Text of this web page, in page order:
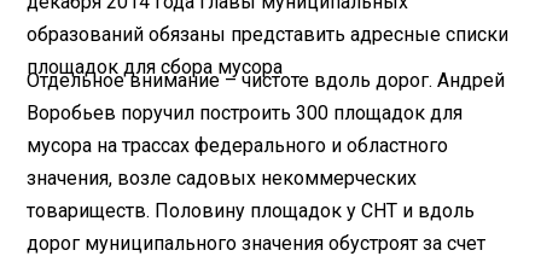
образований обязаны представить адресные списки
площадок для сбора мусора
Отдельное внимание – чистоте вдоль дорог. Андрей
Воробьев поручил построить 300 площадок для
мусора на трассах федерального и областного
значения, возле садовых некоммерческих
товариществ. Половину площадок у СНТ и вдоль
дорог муниципального значения обустроят за счет